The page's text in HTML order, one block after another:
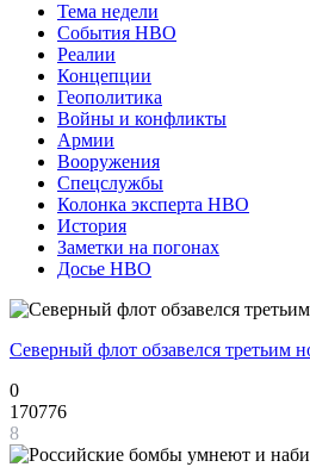
Тема недели
События НВО
Реалии
Концепции
Геополитика
Войны и конфликты
Армии
Вооружения
Спецслужбы
Колонка эксперта НВО
История
Заметки на погонах
Досье НВО
Северный флот обзавелся третьим
0
170776
8